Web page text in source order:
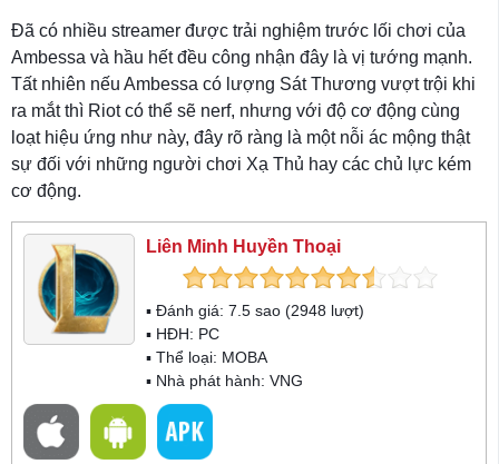
Đã có nhiều streamer được trải nghiệm trước lối chơi của
Ambessa và hầu hết đều công nhận đây là vị tướng mạnh.
Tất nhiên nếu Ambessa có lượng Sát Thương vượt trội khi
ra mắt thì Riot có thể sẽ nerf, nhưng với độ cơ động cùng
loạt hiệu ứng như này, đây rõ ràng là một nỗi ác mộng thật
sự đối với những người chơi Xạ Thủ hay các chủ lực kém
cơ động.
Liên Minh Huyền Thoại
▪ Đánh giá: 7.5 sao (2948 lượt)
▪ HĐH: PC
▪ Thể loại: MOBA
▪ Nhà phát hành: VNG